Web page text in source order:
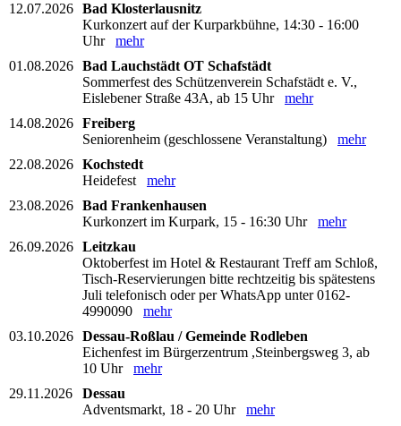
12.07.2026 Bad Klosterlausnitz
Kurkonzert auf der Kurparkbühne, 14:30 - 16:00
Uhr mehr
01.08.2026 Bad Lauchstädt OT Schafstädt
Sommerfest des Schützenverein Schafstädt e. V.,
Eislebener Straße 43A, ab 15 Uhr mehr
14.08.2026 Freiberg
Seniorenheim (geschlossene Veranstaltung) mehr
22.08.2026 Kochstedt
Heidefest mehr
23.08.2026 Bad Frankenhausen
Kurkonzert im Kurpark, 15 - 16:30 Uhr mehr
26.09.2026 Leitzkau
Oktoberfest im Hotel & Restaurant Treff am Schloß,
Tisch-Reservierungen bitte rechtzeitig bis spätestens
Juli telefonisch oder per WhatsApp unter 0162-
4990090 mehr
03.10.2026 Dessau-Roßlau / Gemeinde Rodleben
Eichenfest im Bürgerzentrum ,Steinbergsweg 3, ab
10 Uhr mehr
29.11.2026
Dessau
Adventsmarkt, 18 - 20 Uhr mehr